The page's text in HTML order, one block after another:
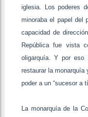
iglesia. Los poderes
minoraba el papel del
capacidad de
República fue vista
oligarquía. Y por eso
restaurar la monarquía
poder a un “sucesor a
La monarquía de la